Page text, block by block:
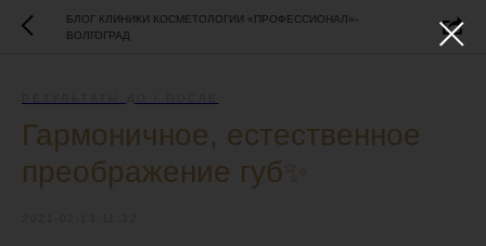
БЛОГ КЛИНИКИ КОСМЕТОЛОГИИ «ПРОФЕССИОНАЛ»-
ВОЛГОГРАД
Гармоничное, естественное
преображение губ✨